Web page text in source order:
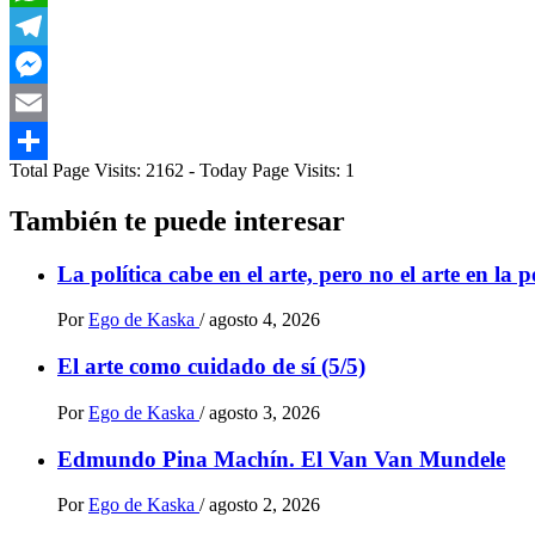
WhatsApp
Telegram
Messenger
Email
Compartir
Total Page Visits: 2162 - Today Page Visits: 1
También te puede interesar
La política cabe en el arte, pero no el arte en la
Por Ego de Kaska / agosto 4, 2026
El arte como cuidado de sí (5/5)
Por Ego de Kaska / agosto 3, 2026
Edmundo Pina Machín. El Van Van Mundele
Por Ego de Kaska / agosto 2, 2026